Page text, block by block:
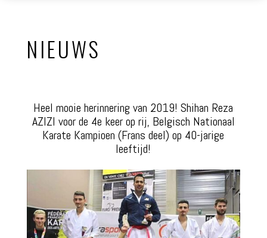
NIEUWS
Heel mooie herinnering van 2019! Shihan Reza
AZIZI voor de 4e keer op rij, Belgisch Nationaal
Karate Kampioen (Frans deel) op 40-jarige
leeftijd!